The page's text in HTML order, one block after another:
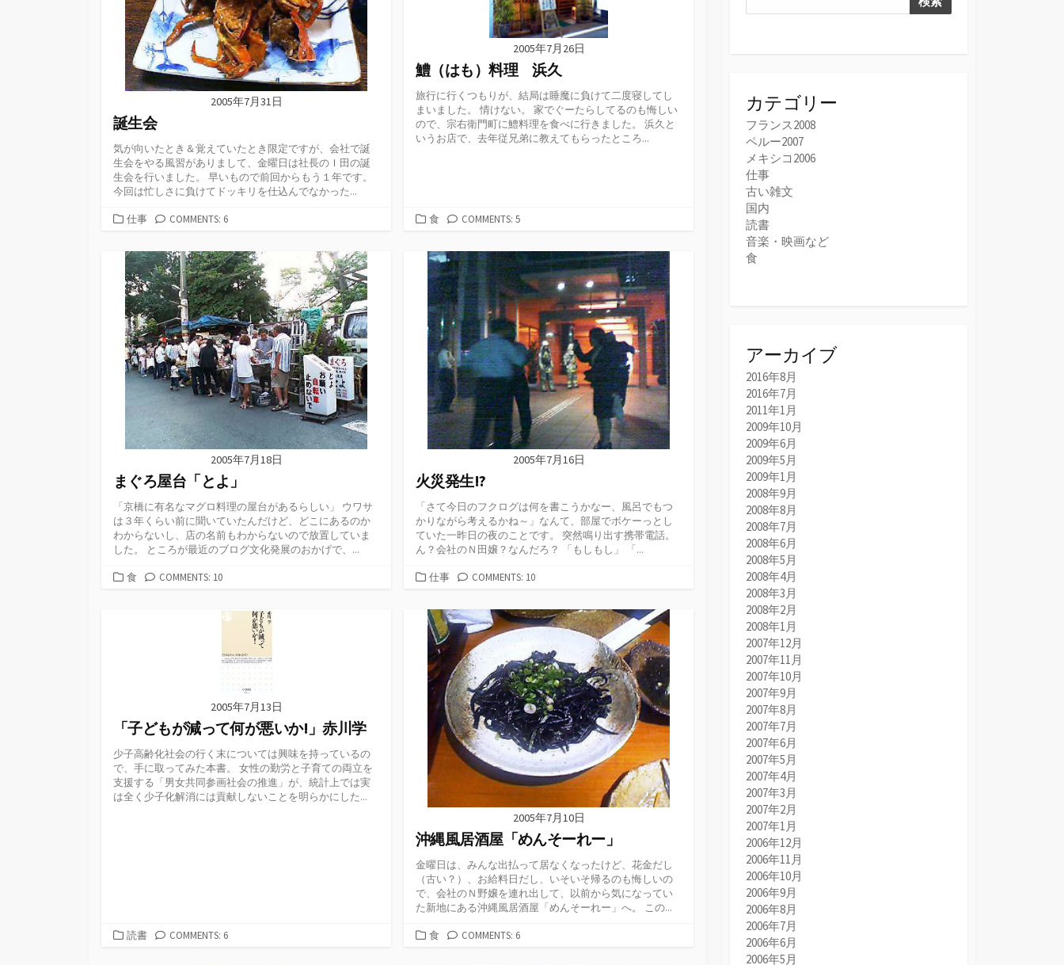
2005年7月31日
誕生会
気が向いたとき＆覚えていたとき限定ですが、会社で誕
生会をやる風習がありまして、金曜日は社長のＩ田の誕
生会を行いました。 早いもので前回からもう１年です。
今回は忙しさに負けてドッキリを仕込んでなかった...
カ
ゴ
リ
ー
仕事 COMMENTS: 6
2005年7月26日
鱧（はも）料理 浜久
旅行に行くつもりが、結局は睡魔に負けて二度寝してし
まいました。 情けない。 家でぐーたらしてるのも悔しい
ので、宗右衛門町に鱧料理を食べに行きました。 浜久と
いうお店で、去年従兄弟に教えてもらったところ...
カ
ゴ
リ
ー
食 COMMENTS: 5
2005年7月18日
まぐろ屋台「とよ」
「京橋に有名なマグロ料理の屋台があるらしい」 ウワサ
は３年くらい前に聞いていたんだけど、どこにあるのか
わからないし、店の名前もわからないので放置していま
した。 ところが最近のブログ文化発展のおかげで、...
カ食 COMMENTS: 10
2005年7月16日
火災発生!?
「さて今日のフクログは何を書こうかなー、風呂でもつ
かりながら考えるかね～」なんて、部屋でボケーっとし
ていた一昨日の夜のことです。 突然鳴り出す携帯電話。
ん？会社のＮ田嬢？なんだろ？ 「もしもし」 「...
カ
ゴ
リ
ー
仕事 COMMENTS: 10
2005年7月13日
「子どもが減って何が悪いか!」赤川学
少子高齢化社会の行く末については興味を持っているの
で、手に取ってみた本書。 女性の勤労と子育ての両立を
支援する「男女共同参画社会の推進」が、統計上では実
は全く少子化解消には貢献しないことを明らかにした...
カ読書 COMMENTS: 6
2005年7月10日
沖縄風居酒屋「めんそーれー」
金曜日は、みんな出払って居なくなったけど、花金だし
（古い？）、お給料日だし、いそいそ帰るのも悔しいの
で、会社のＮ野嬢を連れ出して、以前から気になってい
た新地にある沖縄風居酒屋「めんそーれー」へ。 この...
カ食 COMMENTS: 6
カテゴリー
フランス2008
ペルー2007
メキシコ2006
仕事
古い雑文
国内
読書
音楽・映画など
食
アーカイブ
2016年8月
2016年7月
2011年1月
2009年10月
2009年6月
2009年5月
2009年1月
2008年9月
2008年8月
2008年7月
2008年6月
2008年5月
2008年4月
2008年3月
2008年2月
2008年1月
2007年12月
2007年11月
2007年10月
2007年9月
2007年8月
2007年7月
2007年6月
2007年5月
2007年4月
2007年3月
2007年2月
2007年1月
2006年12月
2006年11月
2006年10月
2006年9月
2006年8月
2006年7月
2006年6月
2006年5月